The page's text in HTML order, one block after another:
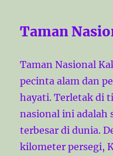
Taman
Taman Nasional
pecinta alam dan
hayati. Terletak di
nasional ini adalah
terbesar di dunia.
kilometer persegi,